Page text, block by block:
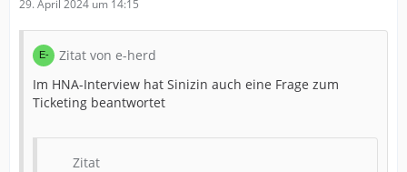
29. April 2024 um 14:15
Zitat von e-herd
Im HNA-Interview hat Sinizin auch eine Frage zum
Ticketing beantwortet
Zitat